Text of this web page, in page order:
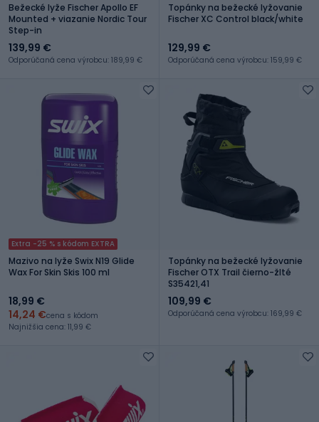
Bežecké lyže Fischer Apollo EF
Mounted + viazanie Nordic Tour
Step-in
139,99 €
Odporúčaná cena výrobcu: 189,99 €
Topánky na bežecké lyžovanie
Fischer XC Control black/white
129,99 €
Odporúčaná cena výrobcu: 159,99 €
Extra -25 % s kódom EXTRA
Mazivo na lyže Swix N19 Glide
Wax For Skin Skis 100 ml
18,99 €
14,24 €cena s kódom
Najnižšia cena: 11,99 €
Topánky na bežecké lyžovanie
Fischer OTX Trail čierno-žlté
S35421,41
109,99 €
Odporúčaná cena výrobcu: 169,99 €